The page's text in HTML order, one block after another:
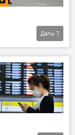
Россиянын Донбассты коргоо боюнча атайын операциясы
Дагы 7